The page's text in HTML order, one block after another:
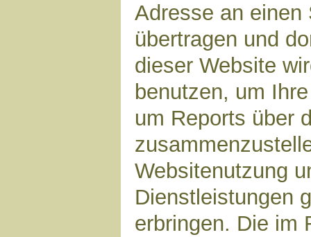
Adresse an einen
übertragen und
dieser Website
benutzen, um
um Reports über
Websitenutzung
Dienstleistungen
erbringen. Die im